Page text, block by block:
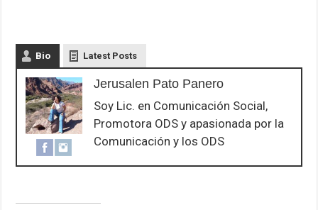
Bio Latest Posts
Jerusalen Pato Panero
Soy Lic. en Comunicación Social,
Promotora ODS y apasionada por la
Comunicación y los ODS